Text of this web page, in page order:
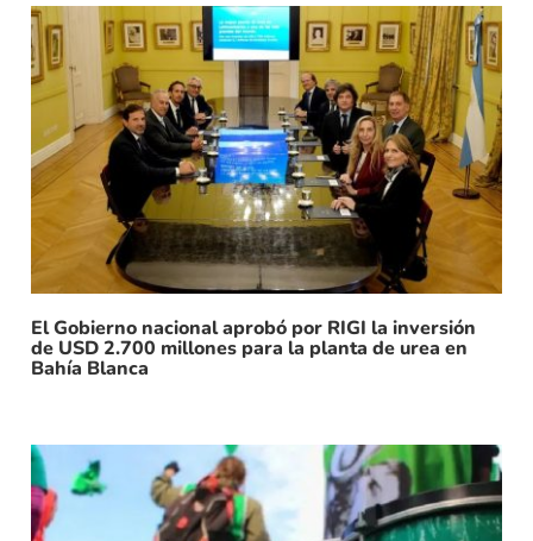
El Gobierno nacional aprobó por RIGI la inversión
de USD 2.700 millones para la planta de urea en
Bahía Blanca